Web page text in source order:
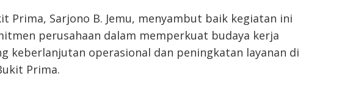
Prima, Sarjono B. Jemu, menyambut baik kegiatan ini
perusahaan dalam memperkuat budaya kerja
keberlanjutan operasional dan peningkatan layanan di
Prima.